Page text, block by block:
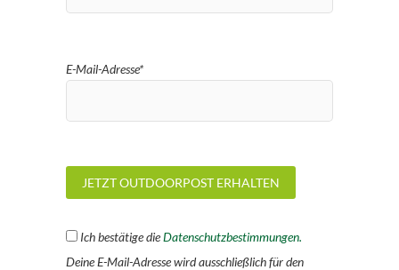
E-Mail-Adresse*
Ich bestätige dieDatenschutzbestimmungen.
Deine E-Mail-Adresse wird ausschließlich für den